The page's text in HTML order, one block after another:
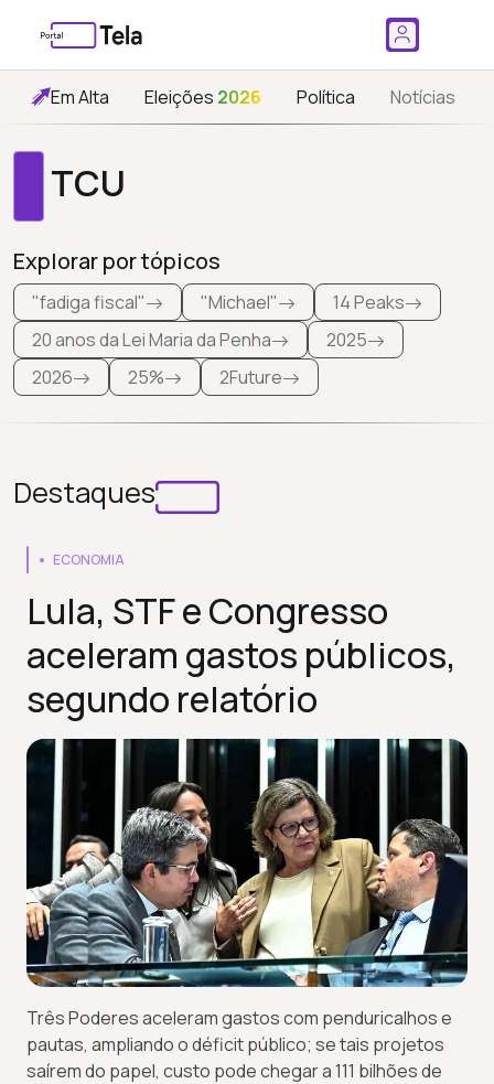
Em Alta Eleições 2026 Política Notícias
TCU
Explorar por tópicos
"fadiga fiscal" "Michael"
14 Peaks
20 anos da Lei Maria da Penha
2025
2026
25% 2Future
Destaques
ECONOMIA
Lula, STF e Congresso
aceleram gastos públicos,
segundo relatório
Três Poderes aceleram gastos com penduricalhos e
pautas, ampliando o déficit público; se tais projetos
saírem do papel, custo pode chegar a 111 bilhões de